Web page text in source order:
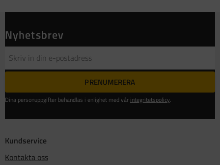
Nyhetsbrev
PRENUMERERA
Dina personuppgifter behandlas i enlighet med vår integritetspolicy.
Kundservice
Kontakta oss